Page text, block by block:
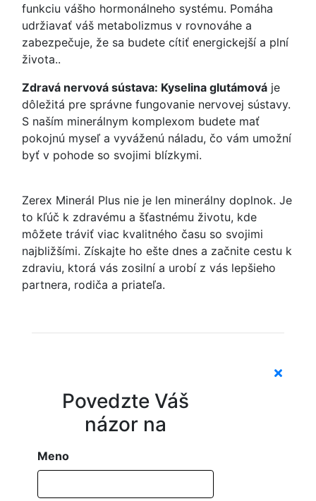
funkciu vášho hormonálneho systému. Pomáha
udržiavať váš metabolizmus v rovnováhe a
zabezpečuje, že sa budete cítiť energickejší a plní
života..
Zdravá nervová sústava: Kyselina glutámová je
dôležitá pre správne fungovanie nervovej sústavy.
S naším minerálnym komplexom budete mať
pokojnú myseľ a vyváženú náladu, čo vám umožní
byť v pohode so svojimi blízkymi.
Zerex Minerál Plus nie je len minerálny doplnok. Je
to kľúč k zdravému a šťastnému životu, kde
môžete tráviť viac kvalitného času so svojimi
najbližšími. Získajte ho ešte dnes a začnite cestu k
zdraviu, ktorá vás zosilní a urobí z vás lepšieho
partnera, rodiča a priateľa.
Povedzte Váš
názor na
Meno